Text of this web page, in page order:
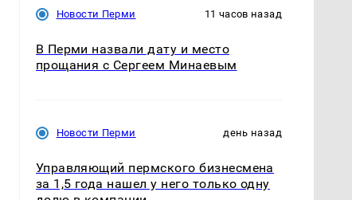
Новости Перми 11 часов назад
В Перми назвали дату и место
прощания с Сергеем Минаевым
Новости Перми день назад
Управляющий пермского бизнесмена
за 1,5 года нашел у него только одну